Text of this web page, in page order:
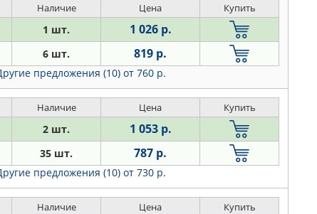
Наличие Цена Купить
1 шт. 1 026 р.
6 шт. 819 р.
предложения (10) от 760 р.
Наличие Цена Купить
2 шт. 1 053 р.
35 шт. 787 р.
предложения (10) от 730 р.
Наличие Цена Купить